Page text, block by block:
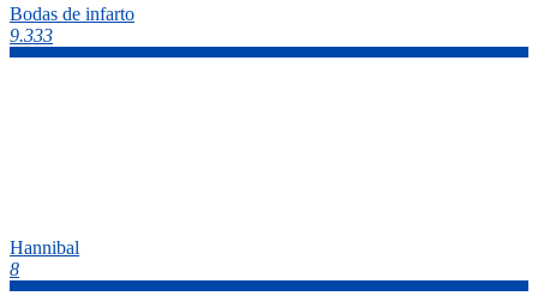
Bodas de infarto
9.333
Hannibal
8